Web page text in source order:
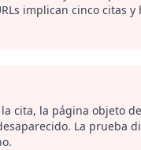
implican cinco citas
cita, la página objeto
La prueba